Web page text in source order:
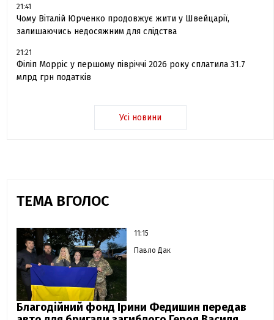
21:41
Чому Віталій Юрченко продовжує жити у Швейцарії,
залишаючись недосяжним для слідства
21:21
Філіп Морріс у першому півріччі 2026 року сплатила 31.7
млрд грн податків
Усі новини
ТЕМА ВГОЛОС
11:15
Павло Дак
Благодійний фонд Ірини Федишин передав